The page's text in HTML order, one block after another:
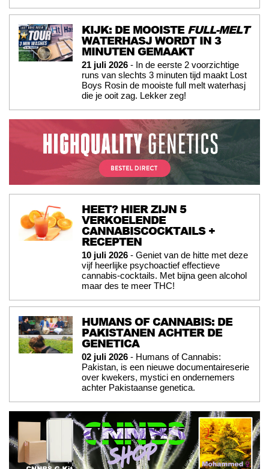
KIJK: DE MOOISTEFULL-MELT
WATERHASJ WORDT IN 3
MINUTEN GEMAAKT
21 juli 2026 - In de eerste 2 voorzichtige
runs van slechts 3 minuten tijd maakt Lost
Boys Rosin de mooiste full melt waterhasj
die je ooit zag. Lekker zeg!
HEET? HIER ZIJN 5
VERKOELENDE
CANNABISCOCKTAILS +
RECEPTEN
10 juli 2026 - Geniet van de hitte met deze
vijf heerlijke psychoactief effectieve
cannabis-cocktails. Met bijna geen alcohol
maar des te meer THC!
HUMANS OF CANNABIS: DE
PAKISTANEN ACHTER DE
GENETICA
02 juli 2026 - Humans of Cannabis:
Pakistan, is een nieuwe documentaireserie
over kwekers, mystici en ondernemers
achter Pakistaanse genetica.